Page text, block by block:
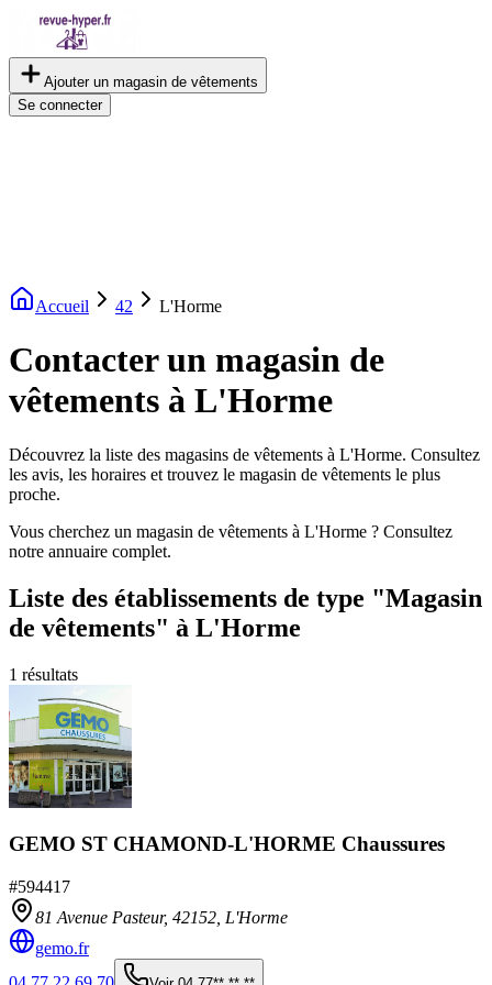
Ajouter un magasin de vêtements
Se connecter
Accueil 42 L'Horme
Contacter un magasin de
vêtements à L'Horme
Découvrez la liste des magasins de vêtements à L'Horme. Consultez
les avis, les horaires et trouvez le magasin de vêtements le plus
proche.
Vous cherchez un magasin de vêtements à L'Horme ? Consultez
notre annuaire complet.
Liste des établissements de type "Magasin
de vêtements" à L'Horme
1 résultats
GEMO ST CHAMOND-L'HORME Chaussures
#594417
81 Avenue Pasteur, 42152 L'Horme
gemo.fr